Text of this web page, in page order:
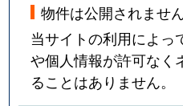
物件は公開されませ
当サイトの利用によっ
や個人情報が許可なく
ることはありません。